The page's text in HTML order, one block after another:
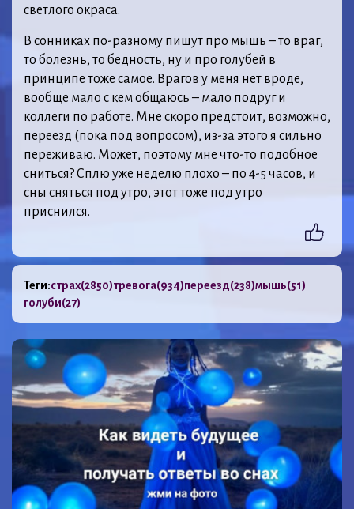
светлого окраса.
В сонниках по-разному пишут про мышь – то враг,
то болезнь, то бедность, ну и про голубей в
принципе тоже самое. Врагов у меня нет вроде,
вообще мало с кем общаюсь – мало подруг и
коллеги по работе. Мне скоро предстоит, возможно,
переезд (пока под вопросом), из-за этого я сильно
переживаю. Может, поэтому мне что-то подобное
сниться? Сплю уже неделю плохо – по 4-5 часов, и
сны сняться под утро, этот тоже под утро
приснился.
Теги:страх(2850)тревога(934)переезд(238)мышь(51)
голуби(27)